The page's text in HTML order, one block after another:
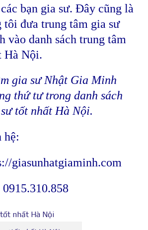
bạn gia sư. Đây cũng là
tôi đưa trung tâm gia sư
vào danh sách trung tâm
Hà Nội.
gia sư Nhật Gia Minh
thứ tư trong danh sách
tốt nhất Hà Nội.
hệ:
giasunhatgiaminh.com